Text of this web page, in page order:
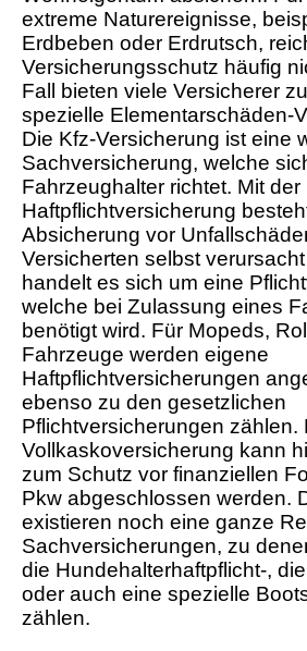
extreme Naturereignisse,
Erdbeben oder Erdrutsch,
Versicherungsschutz häufig
Fall bieten viele Versicherer
spezielle Elementarschäden-
Die Kfz-Versicherung ist eine
Sachversicherung, welche
Fahrzeughalter richtet. Mit der
Haftpflichtversicherung
Absicherung vor
Versicherten selbst
handelt es sich um eine
welche bei Zulassung eines
benötigt wird. Für Mopeds,
Fahrzeuge werden eigene
Haftpflichtversicherungen
ebenso zu den gesetzlichen
Pflichtversicherungen zählen.
Vollkaskoversicherung kann
zum Schutz vor finanziellen
Pkw abgeschlossen werden.
existieren noch eine ganze
Sachversicherungen, zu
die Hundehalterhaftpflicht-,
oder auch eine spezielle
zählen.